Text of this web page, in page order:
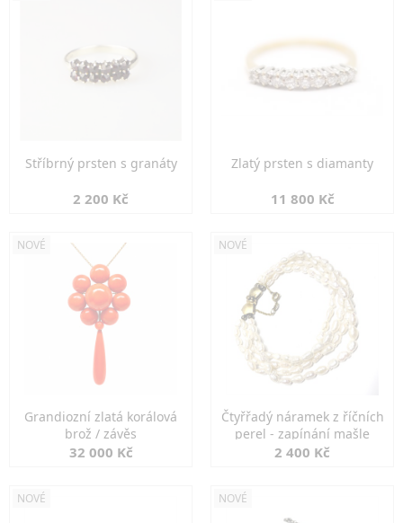
Stříbrný prsten s granáty
2 200 Kč
Zlatý prsten s diamanty
11 800 Kč
NOVÉ
Grandiozní zlatá korálová
brož / závěs
32 000 Kč
NOVÉ
Čtyřřadý náramek z říčních
perel - zapínání mašle
2 400 Kč
NOVÉ NOVÉ